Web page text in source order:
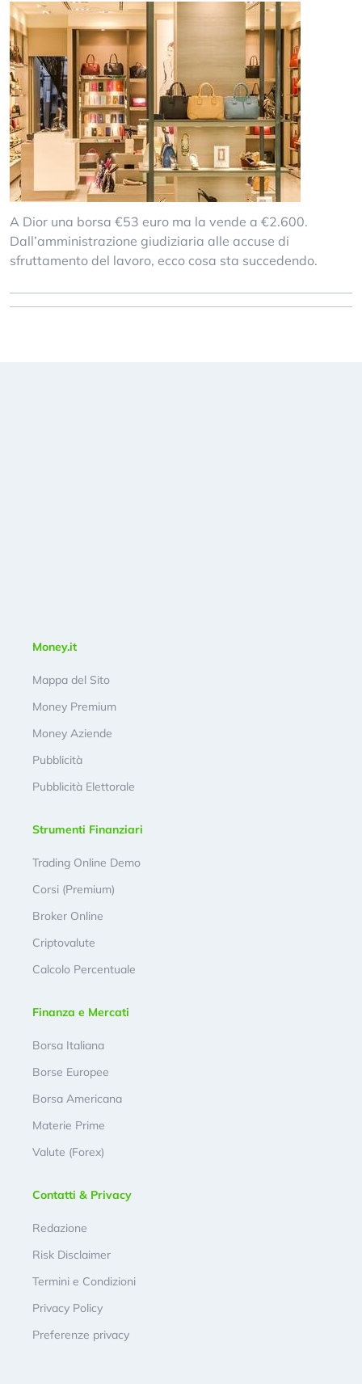
A Dior una borsa €53 euro ma la vende a €2.600.
Dall’amministrazione giudiziaria alle accuse di
sfruttamento del lavoro, ecco cosa sta succedendo.
Money.it
Mappa del Sito
Money Premium
Money Aziende
Pubblicità
Pubblicità Elettorale
Strumenti Finanziari
Trading Online Demo
Corsi (Premium)
Broker Online
Criptovalute
Calcolo Percentuale
Finanza e Mercati
Borsa Italiana
Borse Europee
Borsa Americana
Materie Prime
Valute (Forex)
Contatti & Privacy
Redazione
Risk Disclaimer
Termini e Condizioni
Privacy Policy
Preferenze privacy